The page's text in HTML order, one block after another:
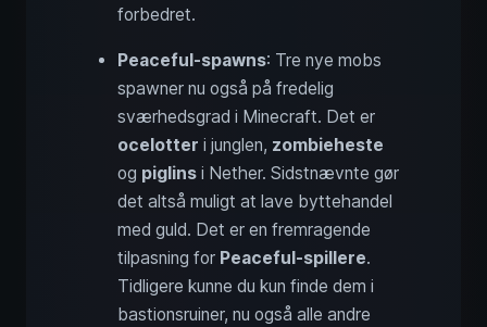
forbedret.
Peaceful-spawns: Tre nye mobs
spawner nu også på fredelig
sværhedsgrad i Minecraft. Det er
ocelotter i junglen, zombieheste
og piglins i Nether. Sidstnævnte gør
det altså muligt at lave byttehandel
med guld. Det er en fremragende
tilpasning for Peaceful-spillere.
Tidligere kunne du kun finde dem i
bastionsruiner, nu også alle andre